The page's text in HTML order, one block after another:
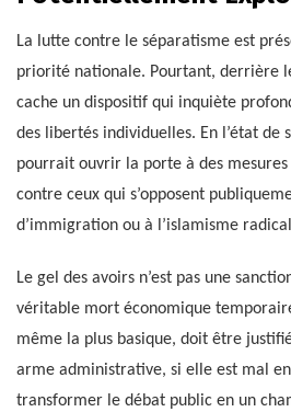
La lutte contre le séparatisme est
priorité nationale. Pourtant, derrière
cache un dispositif qui inquiète
des libertés individuelles. En l’état de
pourrait ouvrir la porte à des
contre ceux qui s’opposent
d’immigration ou à l’islamisme
Le gel des avoirs n’est pas une
véritable mort économique
même la plus basique, doit être
arme administrative, si elle est mal
transformer le débat public en un